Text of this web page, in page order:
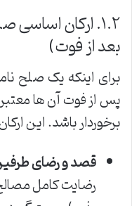
۱.۲. ارکان
بعد از فوت)
برای اینکه یک صلح
پس از فوت آن ها
برخوردار باشد. این
قصد و رضای
رضایت کامل